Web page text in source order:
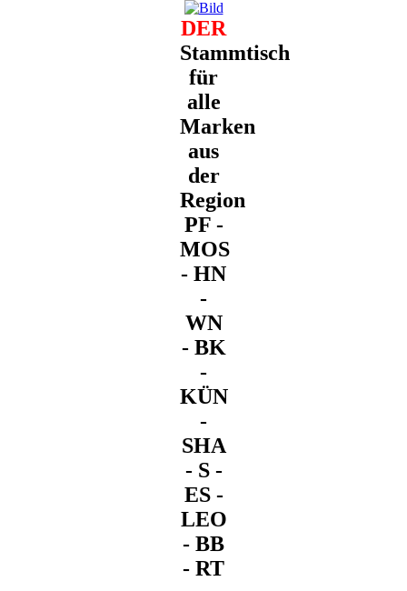
DER
Stammtisch
für
alle
Marken
aus
der
Region
PF -
MOS
- HN
-
WN
- BK
-
KÜN
-
SHA
- S -
ES -
LEO
- BB
- RT